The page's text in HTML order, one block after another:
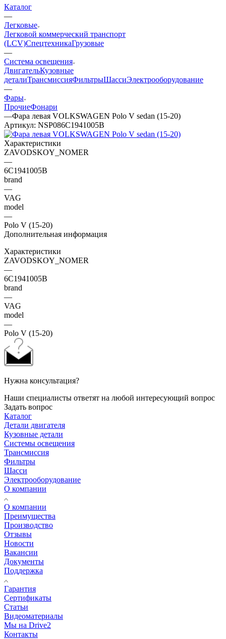
Каталог
—
Легковые
Легковой коммерческий транспорт
(LCV)СпецтехникаГрузовые
—
Система освещения
ДвигательКузовные
деталиТрансмиссияФильтрыШассиЭлектрооборудование
—
Фары
ПрочиеФонари
—Фара левая VOLKSWAGEN Polo V sedan (15-20)
Артикул: NSP086C1941005B
Характеристики
ZAVODSKOY_NOMER
—
6C1941005B
brand
—
VAG
model
—
Polo V (15-20)
Дополнительная информация
Характеристики
ZAVODSKOY_NOMER
—
6C1941005B
brand
—
VAG
model
—
Polo V (15-20)
Нужна консультация?
Наши специалисты ответят на любой интересующий вопрос
Задать вопрос
Каталог
Детали двигателя
Кузовные детали
Системы освещения
Трансмиссия
Фильтры
Шасси
Электрооборудование
О компании
О компании
Преимущества
Производство
Отзывы
Новости
Вакансии
Документы
Поддержка
Гарантия
Сертификаты
Статьи
Видеоматериалы
Мы на Drive2
Контакты